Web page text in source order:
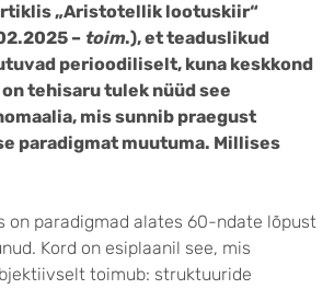
„Aristotellik lootuskiir“
– toim.), et teaduslikud
perioodiliselt, kuna keskkond
tehisaru tulek nüüd see
mis sunnib praegust
paradigmat muutuma. Millises
on paradigmad alates 60-ndate lõpust
Kord on esiplaanil see, mis
toimub: struktuuride